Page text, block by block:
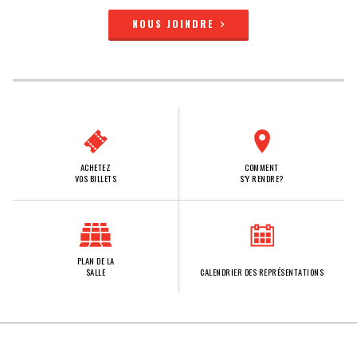
NOUS JOINDRE
ACHETEZ
VOS BILLETS
COMMENT
S'Y RENDRE?
PLAN DE LA
SALLE
CALENDRIER DES REPRÉSENTATIONS